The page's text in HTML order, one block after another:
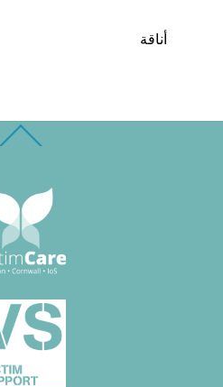
أناقة
To